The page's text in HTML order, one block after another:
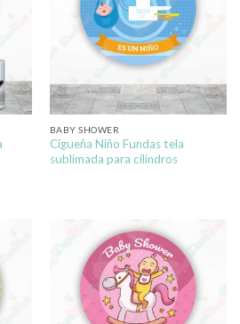
BABY SHOWER
Cigueña Niño Fundas tela
sublimada para cilindros